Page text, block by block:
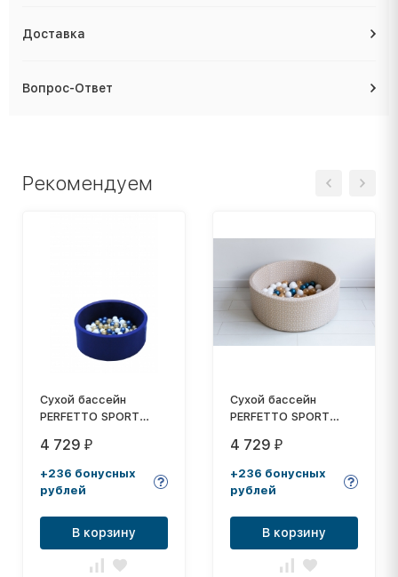
Доставка
Вопрос-Ответ
Рекомендуем
Сухой бассейн
PERFETTO SPORT
4 729 ₽
+236 бонусных
рублей
В корзину
Сухой бассейн
PERFETTO SPORT
4 729 ₽
+236 бонусных
рублей
В корзину